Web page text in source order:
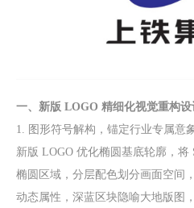
一、新版 LOGO 精细化视觉重构设
1. 图形符号解构，锚定行业专属意
新版 LOGO 优化椭圆基底轮廓，
椭圆区域，分层配色划分画面空间
动态属性，深蓝区块隐喻大地版图